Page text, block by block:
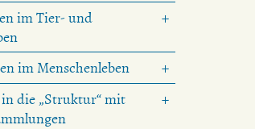
im Tier- und
im Menschenleben
die „Struktur“ mit